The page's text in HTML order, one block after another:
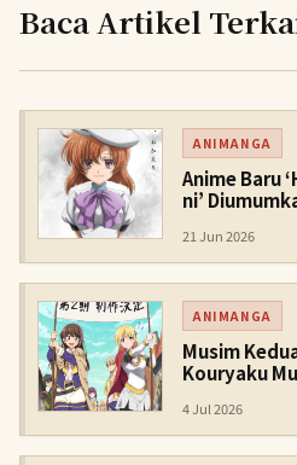
Baca Artikel
ANIMANGA
Anime Baru
ni’
21 Jun 2026
ANIMANGA
Musim
Kouryaku
4 Jul 2026